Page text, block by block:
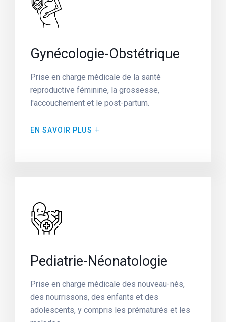
Gynécologie-Obstétrique
Prise en charge médicale de la santé
reproductive féminine, la grossesse,
l'accouchement et le post-partum.
EN SAVOIR PLUS
Pediatrie-Néonatologie
Prise en charge médicale des nouveau-nés,
des nourrissons, des enfants et des
adolescents, y compris les prématurés et les